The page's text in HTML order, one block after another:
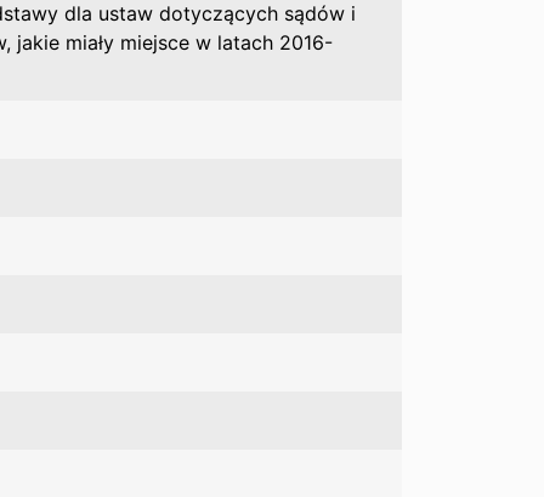
dla ustaw dotyczących sądów i
miały miejsce w latach 2016-